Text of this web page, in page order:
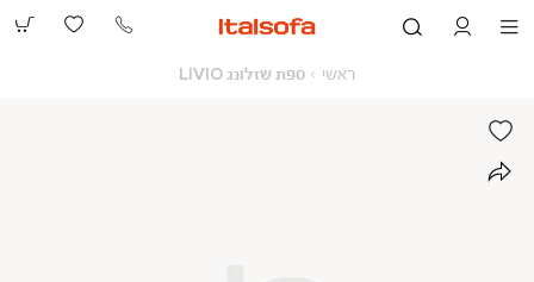
073-
ראשי ראשי
ספת שזלונג LIVIO